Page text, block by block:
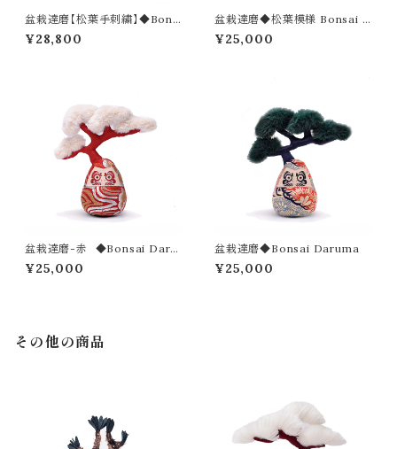
盆栽達磨【松葉手刺繍】◆Bons
ai Daruma-sashiko
¥28,800
盆栽達磨◆松葉模様 Bonsai D
aruma
¥25,000
盆栽達磨-赤 ◆Bonsai Daru
ma
¥25,000
盆栽達磨◆Bonsai Daruma
¥25,000
その他の商品